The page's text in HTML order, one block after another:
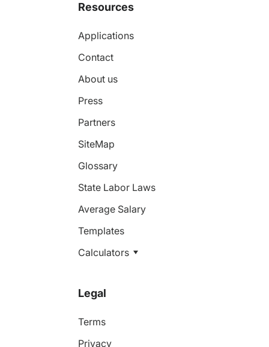
Resources
Applications
Contact
About us
Press
Partners
SiteMap
Glossary
State Labor Laws
Average Salary
Templates
Calculators
Legal
Terms
Privacy